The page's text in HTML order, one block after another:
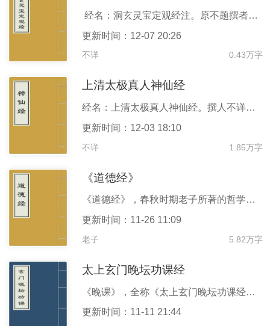
经名：洞玄灵宝定观经注。原不题撰者，经文约出於南北朝末或隋唐之际。又据徒跋，注文当系唐代道士泠虚子撰。底本出处：《正统道藏》洞玄部玉诀类。参校本：《云笈七签》卷十七。 灵者，神也，在天曰灵。宝者，珍也，在地曰宝。天有灵化，神用不测，则广覆无边；地有众宝，济养群品，则厚载万物。言此经如天如地，能覆能载，有灵有宝，功德无穷。证得此心，故名灵宝。定者，心定也。如地不动。观者，慧观也。如天常照，定体无念，慧照无边，定慧等修，故名定观。
更新时间：12-07 20:26
不详 0.43万字
上清太极真人神仙经
经名：上清太极真人神仙经。撰人不详，约出於南北朝时期。系纂集早期上清派修行经诀而成。有《服四极云牙上方》、《清灵真人说神宝经》、《太上明堂玄真经》、《上清金阙帝君灵书紫文》、《三元真一经诀》等篇。一卷。底本出处：《正统道藏》正一部。
更新时间：12-03 18:10
不详 1.85万字
《道德经》
《道德经》，春秋时期老子所著的哲学作品，又称《道德真经》《老子》《五千言》《老子五千文》，是中国古代先秦诸子分家前的一部著作，是道家哲学思想的重要来源。道德经分上下两篇，原文上篇《德经》、下篇《道经》，不分章，后改为《道经》37章在前，第38章之后为《德经》，并分为81章。 《道德经》文本以哲学意义之“道德”为纲宗，论述修身、治国、用兵、养生之道，而多以政治为旨归，乃所谓“内圣外王”之学，文意深奥，包涵广博，被誉为万经之王。 《道德经》是中国历史上最伟大的名著之一，对传统哲学、科学、政治、宗教等产生了深刻影响 [3] 。据联合国教科文组织统计，《道德经
更新时间：11-26 11:09
老子 5.82万字
太上玄门晚坛功课经
《晚课》，全称《太上玄门晚坛功课经》。该经和《早课》均为道教徒每日必诵的经典。《晚课》是由《太上洞玄灵宝救苦妙经》、《元始天尊说生天得道真经》、《太上道君说解冤拔罪妙经》、《诸真宝诰》以及《三皈依》、《供养咒》等经典汇集而成。
更新时间：11-11 21:44